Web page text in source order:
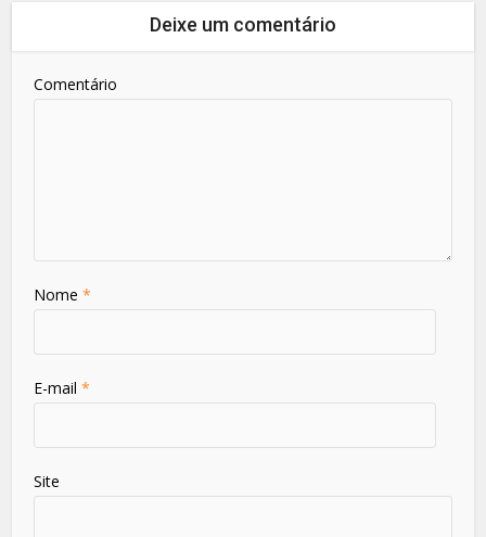
Deixe um comentário
Comentário
Nome*
E-mail*
Site